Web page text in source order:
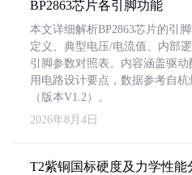
BP2863芯片各引脚功能
本文详细解析BP2863芯片的引
定义、典型电压/电流值、内部
引脚参数对照表。内容涵盖驱
用电路设计要点，数据参考自
（版本V1.2）。
2026年8月4日
T2紫铜国标硬度及力学性能